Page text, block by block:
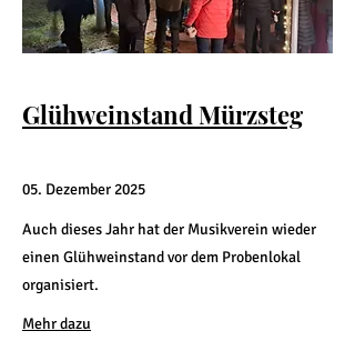
Glühweinstand Mürzsteg
05. Dezember 2025
Auch dieses Jahr hat der Musikverein wieder
einen Glühweinstand vor dem Probenlokal
organisiert.
Mehr dazu